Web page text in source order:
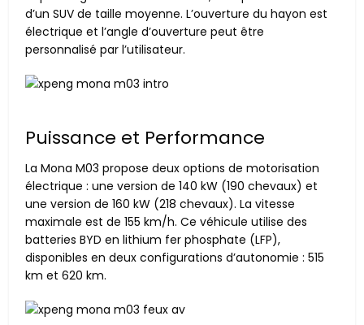
d’un SUV de taille moyenne. L’ouverture du hayon est
électrique et l’angle d’ouverture peut être
personnalisé par l’utilisateur.
Puissance et Performance
La Mona M03 propose deux options de motorisation
électrique : une version de 140 kW (190 chevaux) et
une version de 160 kW (218 chevaux). La vitesse
maximale est de 155 km/h. Ce véhicule utilise des
batteries BYD en lithium fer phosphate (LFP),
disponibles en deux configurations d’autonomie : 515
km et 620 km.